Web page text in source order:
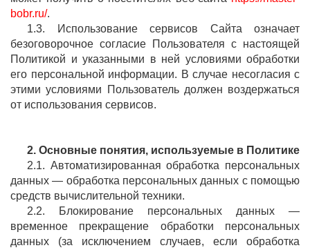
bobr.ru/.
1.3. Использование сервисов Сайта означает
безоговорочное согласие Пользователя с настоящей
Политикой и указанными в ней условиями обработки
его персональной информации. В случае несогласия с
этими условиями Пользователь должен воздержаться
от использования сервисов.
2. Основные понятия, используемые в Политике
2.1. Автоматизированная обработка персональных
данных — обработка персональных данных с помощью
средств вычислительной техники.
2.2. Блокирование персональных данных —
временное прекращение обработки персональных
данных (за исключением случаев, если обработка